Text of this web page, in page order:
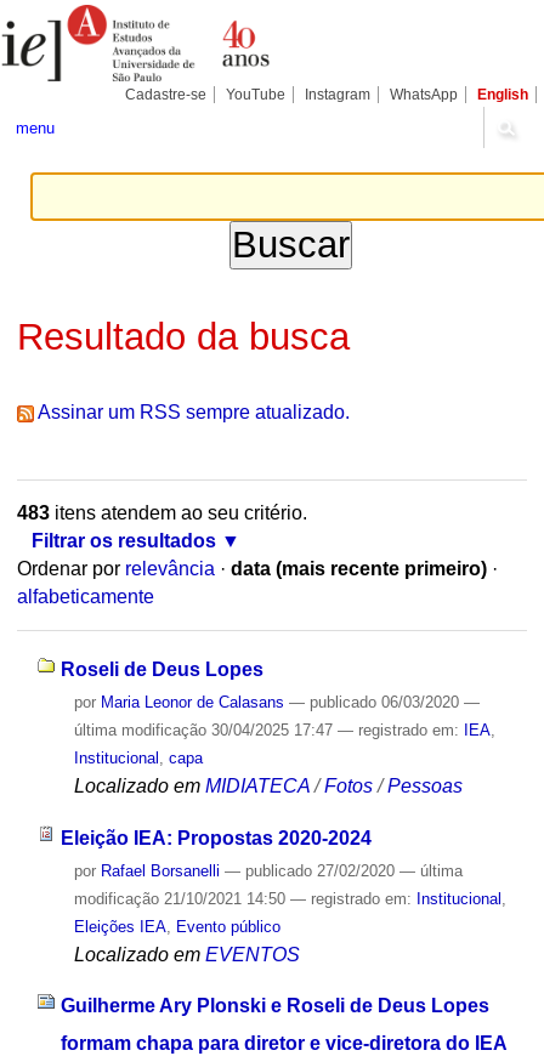
para
conteúdo.
Pessoais
Cadastre-se YouTube Instagram WhatsApp English
menu
Resultado da busca
Assinar um RSS sempre atualizado.
483itens atendem ao seu critério.
Filtrar os resultados
Ordenar por relevância · data (mais recente primeiro) ·
alfabeticamente
Roseli de Deus Lopes
por Maria Leonor de Calasans — publicado06/03/2020 —
última modificação30/04/2025 17:47 — registrado em: IEA,
Institucional
capa
Localizado em MIDIATECA /Fotos /Pessoas
Eleição IEA: Propostas 2020-2024
por Rafael Borsanelli — publicado27/02/2020 — última
modificação21/10/2021 14:50 — registrado em: Institucional
Eleições IEA, Evento público
Localizado em EVENTOS
Guilherme Ary Plonski e Roseli de Deus Lopes
formam chapa para diretor e vice-diretora do IEA